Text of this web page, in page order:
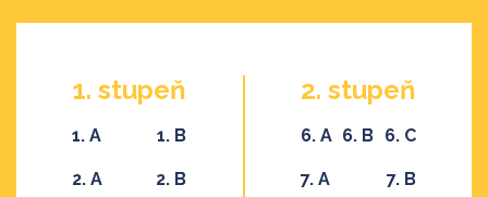
1. stupeň
1. A 1. B
2. A 2. B
2. stupeň
6. A 6. B 6. C
7. A 7. B